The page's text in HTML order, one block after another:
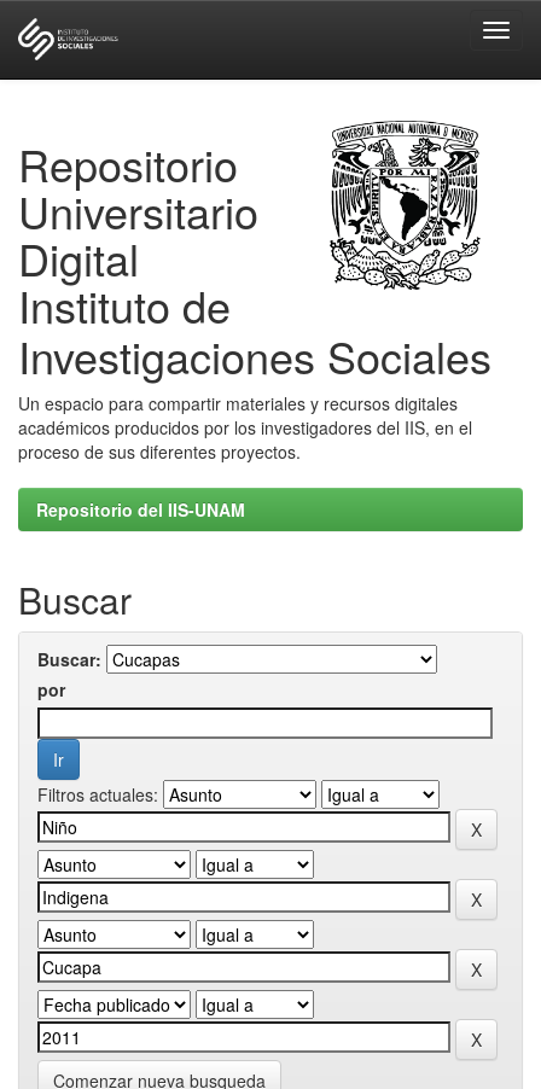
Repositorio
Universitario
Digital
Instituto de
Investigaciones Sociales
Un espacio para compartir materiales y recursos digitales
académicos producidos por los investigadores del IIS, en el
proceso de sus diferentes proyectos.
Repositorio del IIS-UNAM
Buscar
Buscar:
por
Filtros actuales:
Comenzar nueva busqueda